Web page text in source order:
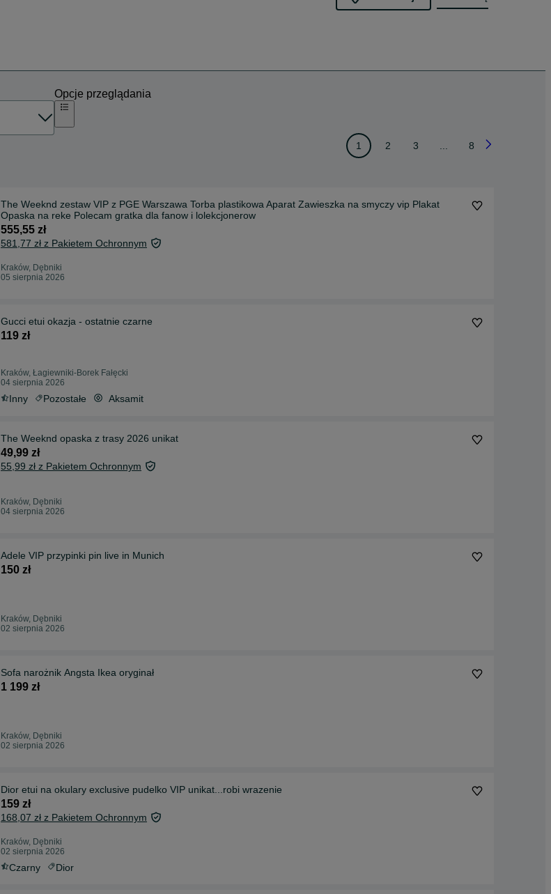
Opcje przeglądania
1 2 3 8
The Weeknd zestaw VIP z PGE Warszawa Torba plastikowa Aparat Zawieszka na smyczy vip Plakat
Opaska na reke Polecam gratka dla fanow i lolekcjonerow
555,55 zł
581,77 zł z Pakietem Ochronnym
Kraków, Dębniki
05 sierpnia 2026
Gucci etui okazja - ostatnie czarne
119 zł
Kraków, Łagiewniki-Borek Fałęcki
04 sierpnia 2026
Inny Pozostałe Aksamit
The Weeknd opaska z trasy 2026 unikat
49,99 zł
55,99 zł z Pakietem Ochronnym
Kraków, Dębniki
04 sierpnia 2026
Adele VIP przypinki pin live in Munich
150 zł
Kraków, Dębniki
02 sierpnia 2026
Sofa narożnik Angsta Ikea oryginał
1 199 zł
Kraków, Dębniki
02 sierpnia 2026
Dior etui na okulary exclusive pudelko VIP unikat...robi wrazenie
159 zł
168,07 zł z Pakietem Ochronnym
Kraków, Dębniki
02 sierpnia 2026
Czarny Dior